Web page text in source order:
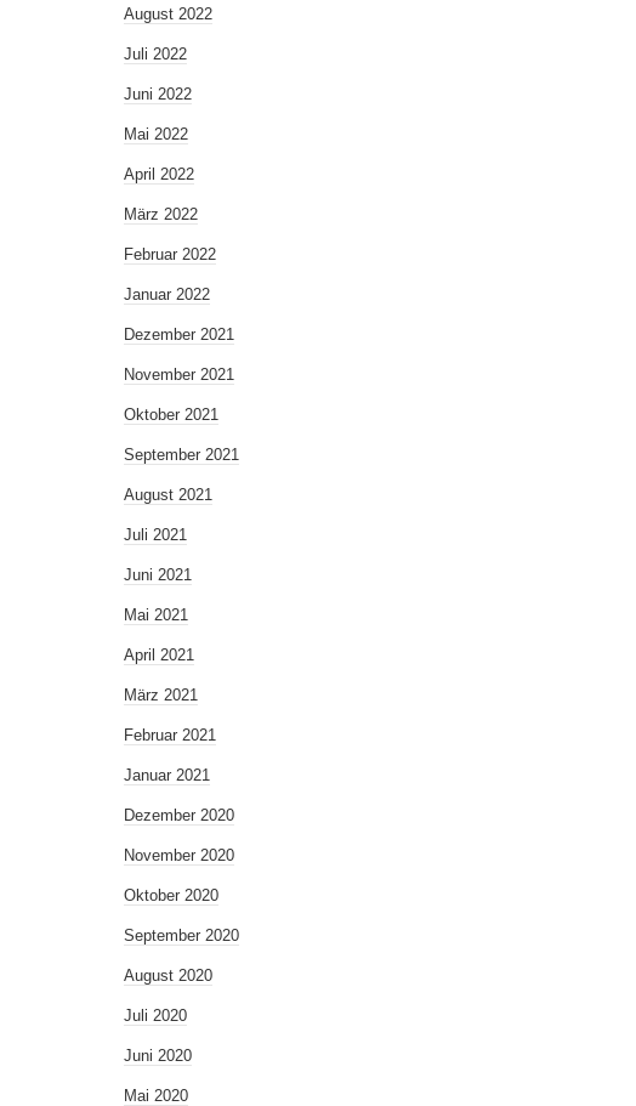
August 2022
Juli 2022
Juni 2022
Mai 2022
April 2022
März 2022
Februar 2022
Januar 2022
Dezember 2021
November 2021
Oktober 2021
September 2021
August 2021
Juli 2021
Juni 2021
Mai 2021
April 2021
März 2021
Februar 2021
Januar 2021
Dezember 2020
November 2020
Oktober 2020
September 2020
August 2020
Juli 2020
Juni 2020
Mai 2020